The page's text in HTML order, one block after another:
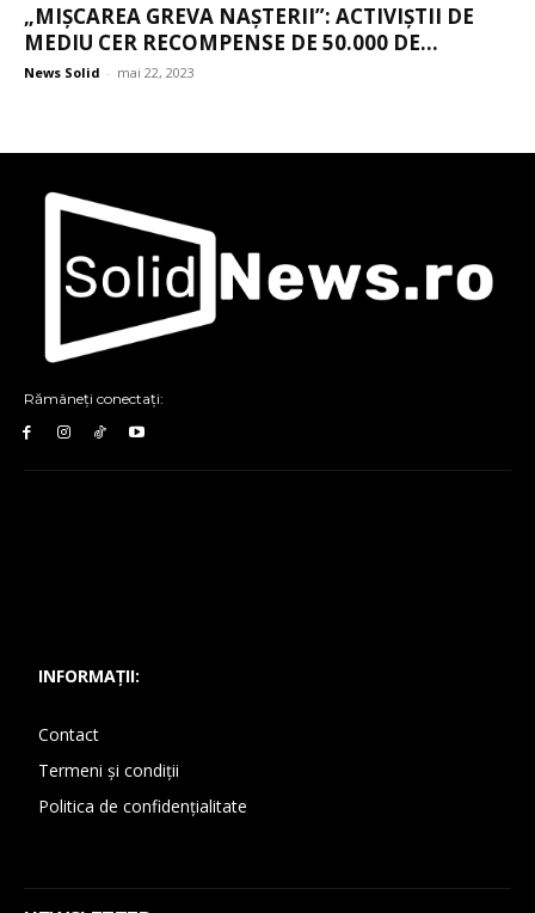
„MIȘCAREA GREVA NAȘTERII”: ACTIVIȘTII DE
MEDIU CER RECOMPENSE DE 50.000 DE...
News Solid - mai 22, 2023
Rămâneți conectați:
INFORMAȚII:
Contact
Termeni și condiții
Politica de confidențialitate